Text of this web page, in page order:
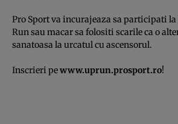
Pro Sport va incurajeaza sa participati la
Run sau macar sa folositi scarile ca o
sanatoasa la urcatul cu ascensorul.
Inscrieri pewww.uprun.prosport.ro!